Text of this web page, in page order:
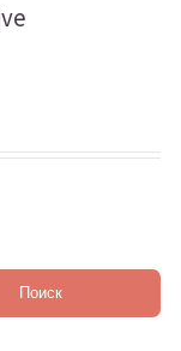
Поиск